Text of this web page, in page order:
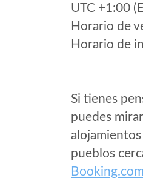
UTC +1:00
Horario de
Horario de
Si tienes
puedes
pueblos
Booking.com